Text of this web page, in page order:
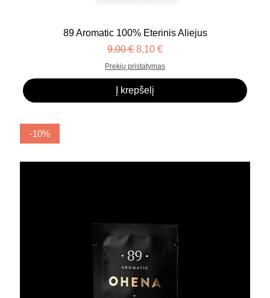
89 Aromatic 100% Eterinis Aliejus
Įprastinė kaina
9,00 € Pardavimo kaina
8,10 €
Prekių pristatymas
Į krepšelį
-10%